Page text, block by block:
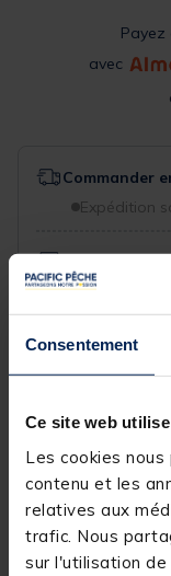
Consentement
Ce site web
Les cookies
contenu et les
relatives aux
trafic. Nous
sur l'utilisation
Payez
avec
Commander
Expédition
Choisissez un
Livraison
Retour gratuit, 1